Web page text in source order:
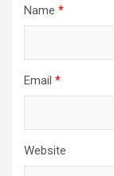
Name *
Email *
Website